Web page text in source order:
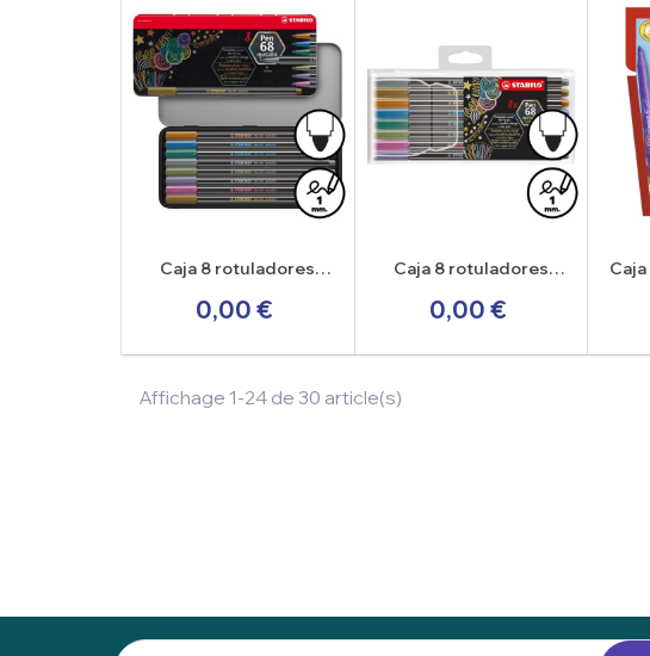
Caja 8 rotuladores
en estuche metálico
0,00 €
Caja 8 rotuladores
0,00 €
Affichage 1-24 de 30 article(s)